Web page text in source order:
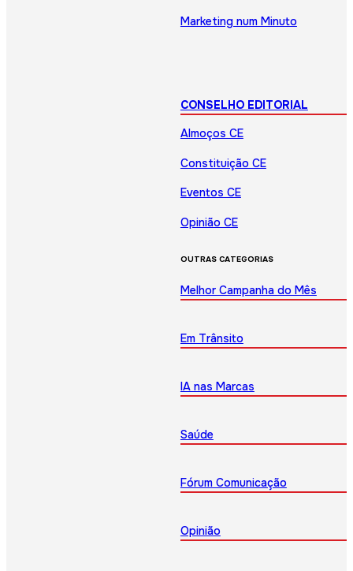
Marketing num Minuto
CONSELHO EDITORIAL
Almoços CE
Constituição CE
Eventos CE
Opinião CE
OUTRAS CATEGORIAS
Melhor Campanha do Mês
Em Trânsito
IA nas Marcas
Saúde
Fórum Comunicação
Opinião